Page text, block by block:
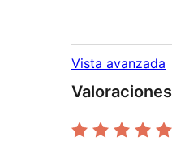
Vista avanzada
Valoraciones